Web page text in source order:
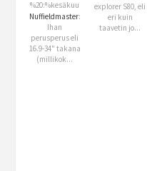
%20:%kesäkuu
Nuffieldmaster:
Ihan
perusperus eli
16.9-34" takana
(millikok...
explorer S80, eli
eri kuin
taavetin jo...